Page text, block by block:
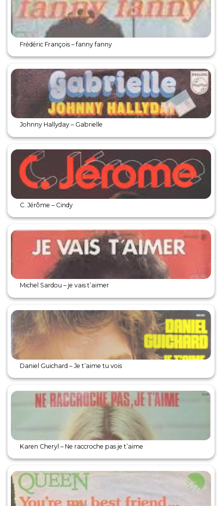
Frédéric François – fanny fanny
Johnny Hallyday – Gabrielle
C. Jérôme – Cindy
Michel Sardou – je vais t’aimer
Daniel Guichard – Je t’aime tu vois
Karen Cheryl – Ne raccroche pas je t’aime